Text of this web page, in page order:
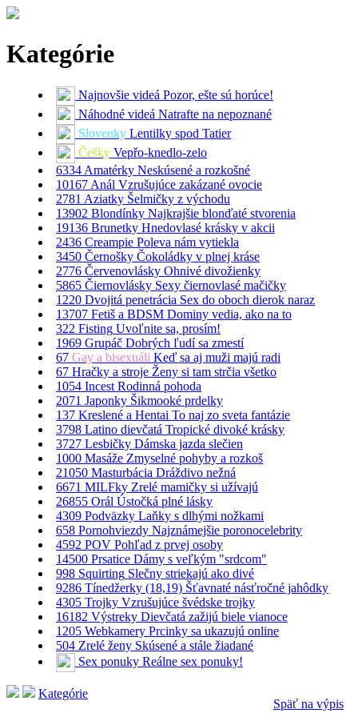
Kategórie
Najnovšie videá Pozor, ešte sú horúce!
Náhodné videá Natrafte na nepoznané
Slovenky Lentilky spod Tatier
Češky Vepřo-knedlo-zelo
6334 Amatérky Neskúsené a rozkošné
10167 Anál Vzrušujúce zakázané ovocie
2781 Aziatky Šelmičky z východu
13902 Blondínky Najkrajšie blonďaté stvorenia
19136 Brunetky Hnedovlasé krásky v akcii
2436 Creampie Poleva nám vytiekla
3450 Černošky Čokoládky v plnej kráse
2776 Červenovlásky Ohnivé divožienky
5865 Čiernovlásky Sexy čiernovlasé mačičky
1220 Dvojitá penetrácia Sex do oboch dierok naraz
13707 Fetiš a BDSM Dominy vedia, ako na to
322 Fisting Uvoľnite sa, prosím!
1969 Grupáč Dobrých ľudí sa zmestí
67 Gay a bisexuáli Keď sa aj muži majú radi
67 Hračky a stroje Ženy si tam strčia všetko
1054 Incest Rodinná pohoda
2071 Japonky Šikmooké prdelky
137 Kreslené a Hentai To naj zo sveta fantázie
3798 Latino dievčatá Tropické divoké krásky
3727 Lesbičky Dámska jazda slečien
1000 Masáže Zmyselné pohyby a rozkoš
21050 Masturbácia Dráždivo nežná
6671 MILFky Zrelé mamičky si užívajú
26855 Orál Ústočká plné lásky
4309 Podväzky Laňky s dlhými nožkami
658 Pornohviezdy Najznámejšie poronocelebrity
4592 POV Pohľad z prvej osoby
14500 Prsatice Dámy s veľkým "srdcom"
998 Squirting Slečny striekajú ako divé
9286 Tínedžerky (18,19) Šťavnaté násťročné jahôdky
4305 Trojky Vzrušujúce švédske trojky
16182 Výstreky Dievčatá zažijú biele vianoce
1205 Webkamery Prcinky sa ukazujú online
504 Zrelé ženy Skúsené a stále žiadané
Sex ponuky Reálne sex ponuky!
Kategórie
Späť na výpis